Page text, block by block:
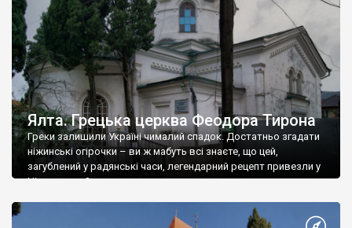
Ялта. Грецька церква Феодора Тирона
Греки залишили Україні чималий спадок. Достатньо згадати
ніжинські огірочки – ви ж мабуть всі знаєте, що цей,
загублений у радянські часи, легендарний рецепт привезли у
Ніжин греки?